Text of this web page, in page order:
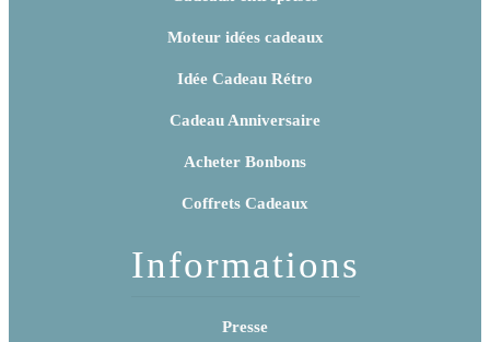
Moteur idées cadeaux
Idée Cadeau Rétro
Cadeau Anniversaire
Acheter Bonbons
Coffrets Cadeaux
Informations
Presse